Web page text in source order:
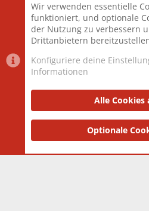
Mitglieder
Neuestes Mitglied
Community platform by XenForo® ©
and add-ons by ThemeHouse
Wir verwenden essentielle
funktioniert, und optionale
der Nutzung zu verbessern
Drittanbietern
Konfiguriere deine
Informationen
Alle Cookies
Optionale